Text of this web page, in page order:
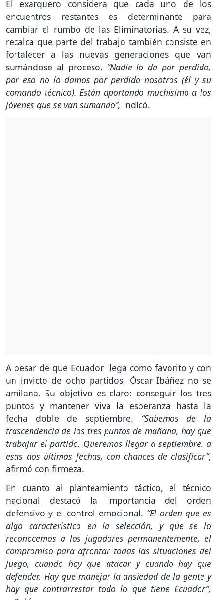
El exarquero considera que cada uno de los
encuentros restantes es determinante para
cambiar el rumbo de las Eliminatorias. A su vez,
recalca que parte del trabajo también consiste en
fortalecer a las nuevas generaciones que van
sumándose al proceso. “Nadie lo da por perdido,
por eso no lo damos por perdido nosotros (él y su
comando técnico). Están aportando muchísimo a los
jóvenes que se van sumando”, indicó.
A pesar de que Ecuador llega como favorito y con
un invicto de ocho partidos, Óscar Ibáñez no se
amilana. Su objetivo es claro: conseguir los tres
puntos y mantener viva la esperanza hasta la
fecha doble de septiembre. “Sabemos de la
trascendencia de los tres puntos de mañana, hay que
trabajar el partido. Queremos llegar a septiembre, a
esas dos últimas fechas, con chances de clasificar”,
afirmó con firmeza.
En cuanto al planteamiento táctico, el técnico
nacional destacó la importancia del orden
defensivo y el control emocional. “El orden que es
algo característico en la selección, y que se lo
reconocemos a los jugadores permanentemente, el
compromiso para afrontar todas las situaciones del
juego, cuando hay que atacar y cuando hay que
defender. Hay que manejar la ansiedad de la gente y
hay que contrarrestar todo lo que tiene Ecuador”,